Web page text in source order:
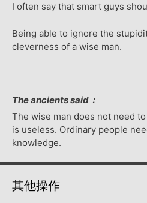
I often say that smart guys
Being able to ignore the
cleverness of a wise man.
The ancients said：
The wise man does not need
is useless. Ordinary people
knowledge.
其他操作